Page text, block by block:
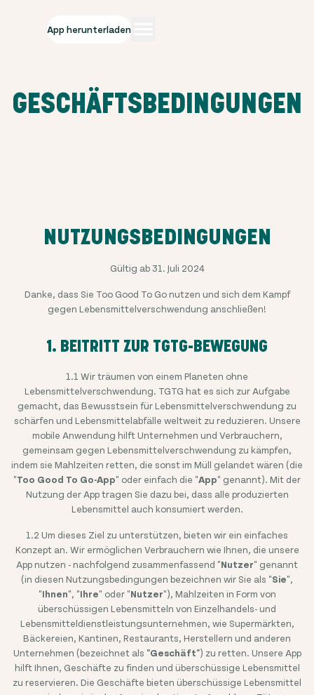
App herunterladen
GESCHÄFTSBEDINGUNGEN
NUTZUNGSBEDINGUNGEN
Gültig ab 31. Juli 2024
Danke, dass Sie Too Good To Go nutzen und sich dem Kampf
gegen Lebensmittelverschwendung anschließen!
1. BEITRITT ZUR TGTG-BEWEGUNG
1.1 Wir träumen von einem Planeten ohne
Lebensmittelverschwendung. TGTG hat es sich zur Aufgabe
gemacht, das Bewusstsein für Lebensmittelverschwendung zu
schärfen und Lebensmittelabfälle weltweit zu reduzieren. Unsere
mobile Anwendung hilft Unternehmen und Verbrauchern,
gemeinsam gegen Lebensmittelverschwendung zu kämpfen,
indem sie Mahlzeiten retten, die sonst im Müll gelandet wären (die
"Too Good To Go-App" oder einfach die "App" genannt). Mit der
Nutzung der App tragen Sie dazu bei, dass alle produzierten
Lebensmittel auch konsumiert werden.
1.2 Um dieses Ziel zu unterstützen, bieten wir ein einfaches
Konzept an. Wir ermöglichen Verbrauchern wie Ihnen, die unsere
App nutzen - nachfolgend zusammenfassend "Nutzer" genannt
(in diesen Nutzungsbedingungen bezeichnen wir Sie als "Sie",
"Ihnen", "Ihre" oder "Nutzer"), Mahlzeiten in Form von
überschüssigen Lebensmitteln von Einzelhandels- und
Lebensmitteldienstleistungsunternehmen, wie Supermärkten,
Bäckereien, Kantinen, Restaurants, Herstellern und anderen
Unternehmen (bezeichnet als "Geschäft") zu retten. Unsere App
hilft Ihnen, Geschäfte zu finden und überschüssige Lebensmittel
zu reservieren. Die Geschäfte bieten überschüssige Lebensmittel